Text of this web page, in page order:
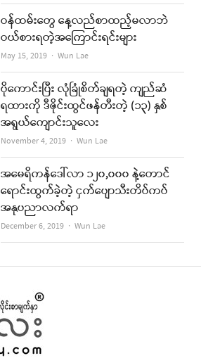
ဝန်ထမ်းတွေ နေ့လည်စာထည့်မလာဘဲ
ဝယ်စားရတဲ့အကြောင်းရင်းများ
May 15, 2019 Author
Wun Lae
ပိုကောင်းပြီး လုံခြုံစိတ်ချရတဲ့ ကျည်ဆံ
ရထားကို ဒီဇိုင်းထွင်ဖန်တီးတဲ့ (၁၃) နှစ်
အရွယ်ကျောင်းသူလေး
November 4, 2019 Author
Wun Lae
အမေရိကန်ဒေါ်လာ ၁၂၀,၀၀၀ နဲ့တောင်
ရောင်းထွက်ခဲ့တဲ့ ငှက်ပျောသီးတိပ်ကပ်
အနုပညာလက်ရာ
December 6, 2019 Author
Wun Lae